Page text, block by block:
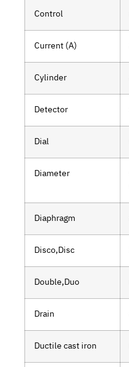
Control
Current (A)
Cylinder
Detector
Dial
Diameter
Diaphragm
Disco,Disc
Double,Duo
Drain
Ductile cast iron